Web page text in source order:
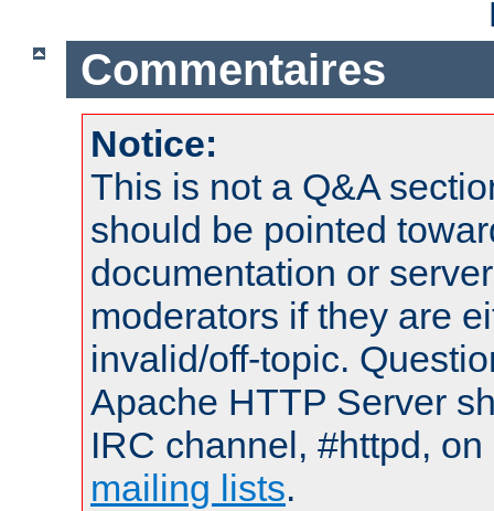
Commentaires
Notice:
This is not a Q&A
should be pointed
documentation or
moderators if they are
invalid/off-topic.
Apache HTTP Server
IRC channel, #httpd,
mailing lists.